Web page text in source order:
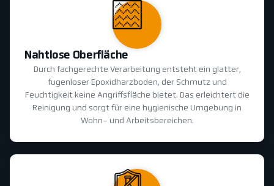
Nahtlose Oberfläche
Durch fachgerechte Verarbeitung entsteht ein glatter,
fugenloser Epoxidharzboden, der Schmutz und
Feuchtigkeit keine Angriffsfläche bietet. Das erleichtert die
Reinigung und sorgt für eine hygienische Umgebung in
Wohn- und Arbeitsbereichen.